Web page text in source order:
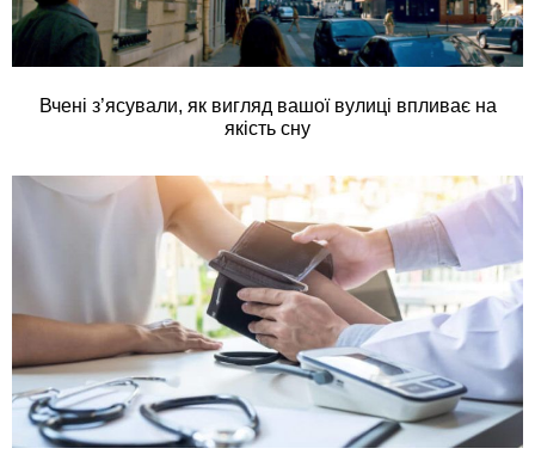
Вчені з’ясували, як вигляд вашої вулиці впливає на
якість сну